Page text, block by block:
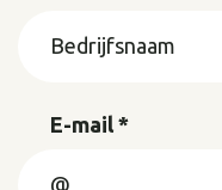
E-mail *